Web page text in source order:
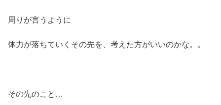
周りが言うように
体力が落ちていくその先を、考えた方がいいのかな。。
その先のこと…